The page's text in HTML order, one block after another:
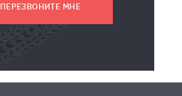
ПЕРЕЗВОНИТЕ МНЕ